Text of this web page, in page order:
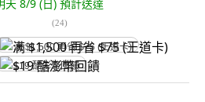
天 8/9 (日) 預計送達
(24)
满 $1,500 再省 $75 (王道卡)
$19 酷澎幣回饋